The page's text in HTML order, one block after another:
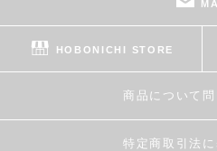
HOBONICHI STORE
商品について
特定商取引法